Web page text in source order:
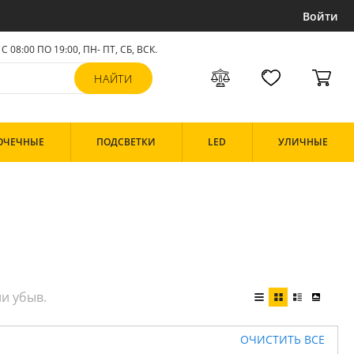
Войти
С 08:00 ПО 19:00, ПН- ПТ, СБ, ВСК.
ПОДСВЕТКИ LED УЛИЧНЫЕ
ОЧИСТИТЬ ВСЕ